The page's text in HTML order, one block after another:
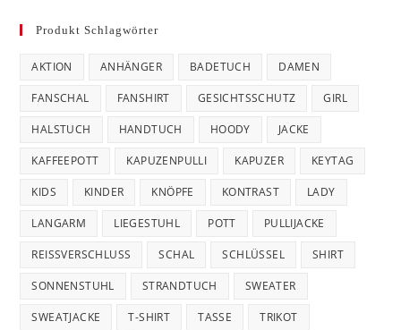
Produkt Schlagwörter
AKTION ANHÄNGER BADETUCH DAMEN
FANSCHAL FANSHIRT GESICHTSSCHUTZ GIRL
HALSTUCH HANDTUCH HOODY JACKE
KAFFEEPOTT KAPUZENPULLI KAPUZER KEYTAG
KIDS KINDER KNÖPFE KONTRAST LADY
LANGARM LIEGESTUHL POTT PULLIJACKE
REISSVERSCHLUSS SCHAL SCHLÜSSEL SHIRT
SONNENSTUHL STRANDTUCH SWEATER
SWEATJACKE T-SHIRT TASSE TRIKOT